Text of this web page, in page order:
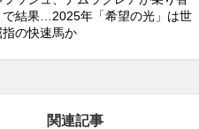
で結果…2025年「希望の光」は世
指の快速馬か
関連記事